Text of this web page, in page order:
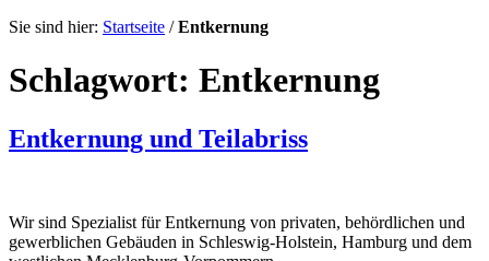
Sie sind hier: Startseite /Entkernung
Schlagwort: Entkernung
Entkernung und Teilabriss
Wir sind Spezialist für Entkernung von privaten, behördlichen und
gewerblichen Gebäuden in Schleswig-Holstein, Hamburg und dem